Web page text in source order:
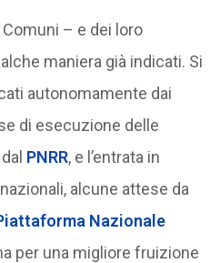
– e dei loro
maniera già indicati. Si
autonomamente dai
di esecuzione delle
PNRR, e l’entrata in
alcune attese da
Nazionale
per una migliore fruizione